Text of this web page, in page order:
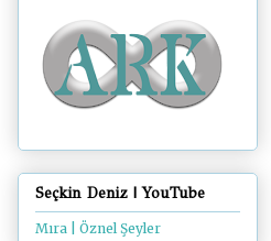
Seçkin Deniz | YouTube
Mıra | Öznel Şeyler